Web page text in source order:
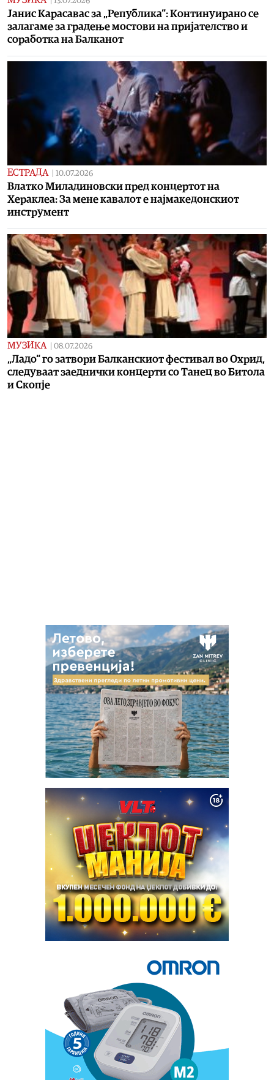
Јанис Карасавас за „Република“: Континуирано се
залагаме за градење мостови на пријателство и
соработка на Балканот
ЕСТРАДА 10.07.2026
Влатко Миладиновски пред концертот на
Хераклеа: За мене кавалот е најмакедонскиот
инструмент
МУЗИКА 08.07.2026
„Ладо“ го затвори Балканскиот фестивал во Охрид,
следуваат заеднички концерти со Танец во Битола
и Скопје